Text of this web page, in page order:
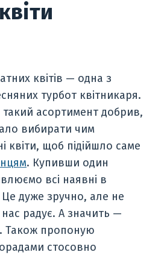
квітів — одна з
турбот квітникаря.
такий асортимент добрив,
вибирати чим
квіти, щоб підійшло саме
. Купивши один
всі наявні в
дуже зручно, але не
радує. А значить —
Також пропоную
стосовно